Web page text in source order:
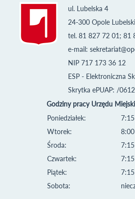
ul. Lubelska 4
24-300 Opole
tel. 81 827 72 01; 81
e-mail:
NIP 717 173 36 12
ESP - Elektroniczna
Skrytka ePUAP: /
Godziny pracy Urzędu
Poniedziałek:
Wtorek:
Środa:
Czwartek:
Piątek:
Sobota: